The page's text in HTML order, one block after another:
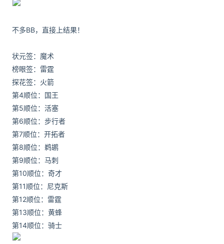
不多BB，直接上结果！
状元签：魔术
榜眼签：雷霆
探花签：火箭
第4顺位：国王
第5顺位：活塞
第6顺位：步行者
第7顺位：开拓者
第8顺位：鹈鹕
第9顺位：马刺
第10顺位：奇才
第11顺位：尼克斯
第12顺位：雷霆
第13顺位：黄蜂
第14顺位：骑士